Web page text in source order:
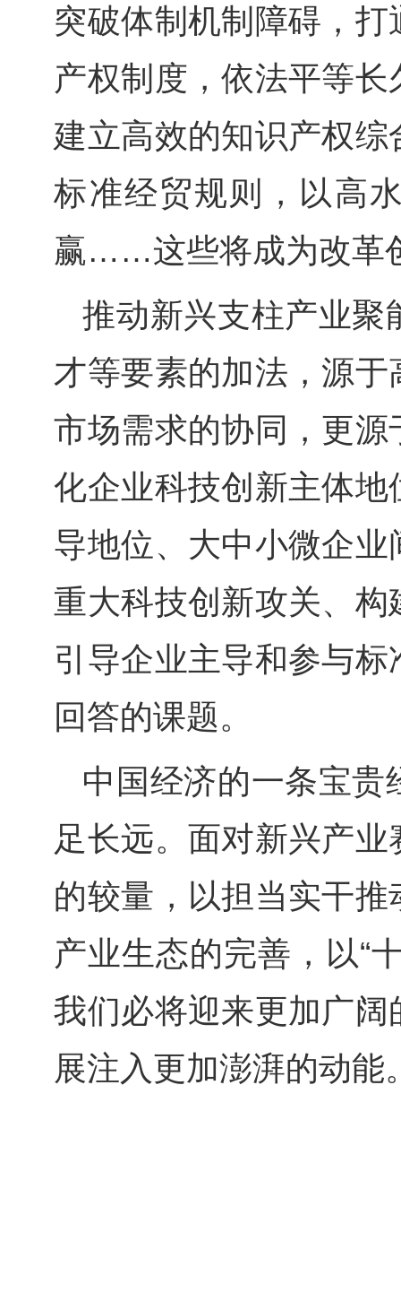
突破体制机制障碍，
产权制度，依法平等
建立高效的知识产权
标准经贸规则，以高
赢……这些将成为改革
推动新兴支柱产业聚
才等要素的加法，源
市场需求的协同，更
化企业科技创新主体
导地位、大中小微企
重大科技创新攻关、
引导企业主导和参与
回答的课题。
中国经济的一条宝贵
足长远。面对新兴产
的较量，以担当实干
产业生态的完善，以“
我们必将迎来更加广
展注入更加澎湃的动能